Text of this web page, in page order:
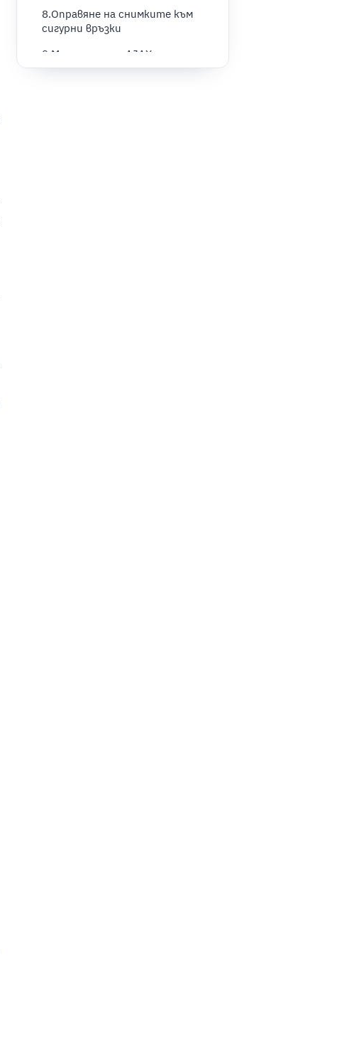
8.Оправяне на снимките към
сигурни връзки
9.Мигриране на AJAX